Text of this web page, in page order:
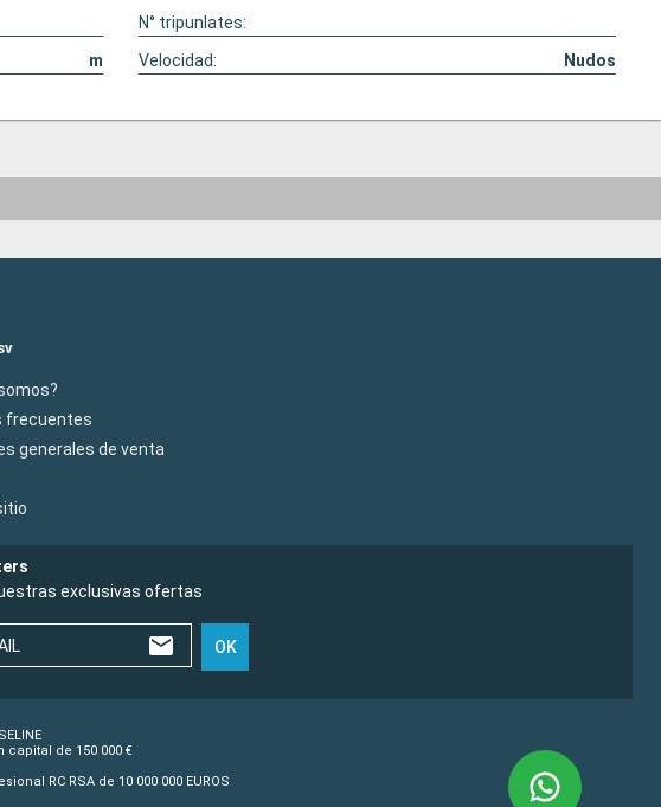
N° tripunlates:
m Velocidad: Nudos
frecuentes
generales de venta
exclusivas ofertas
OK
capital de 150 000 €
RC RSA de 10 000 000 EUROS